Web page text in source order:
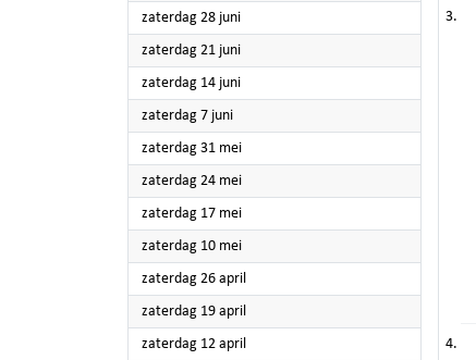
zaterdag 28 juni2025
zaterdag 21 juni2025
zaterdag 14 juni2025
zaterdag 7 juni2025
zaterdag 31 mei2025
zaterdag 24 mei2025
zaterdag 17 mei2025
zaterdag 10 mei2025
zaterdag 26 april
zaterdag 19 april
zaterdag 12 april